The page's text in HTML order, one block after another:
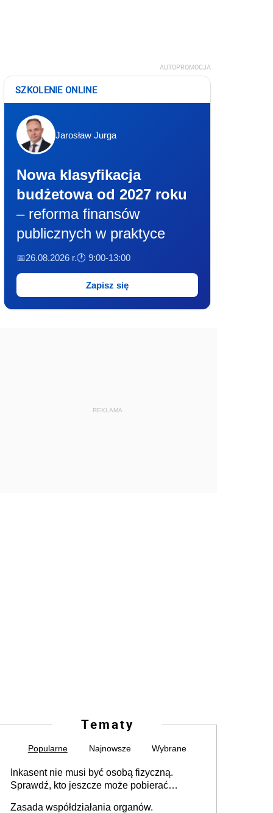
AUTOPROMOCJA
SZKOLENIE ONLINE
Jarosław Jurga
Nowa klasyfikacja
budżetowa od 2027 roku
– reforma finansów
publicznych w praktyce
📅26.08.2026 r.🕐 9:00-13:00
Zapisz się
REKLAMA
Tematy
Popularne Najnowsze Wybrane
Inkasent nie musi być osobą fizyczną.
Sprawdź, kto jeszcze może pobierać
Zasada współdziałania organów.